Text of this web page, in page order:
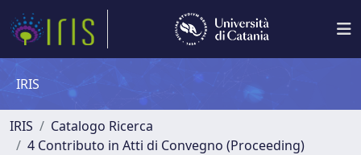
IRIS
IRIS
Catalogo Ricerca
4 Contributo in Atti di Convegno (Proceeding)